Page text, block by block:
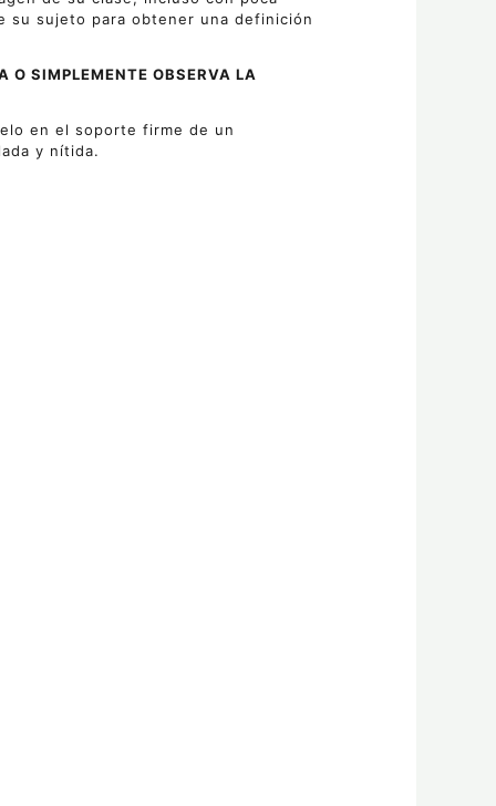
su sujeto para obtener una definición
SIMPLEMENTE OBSERVA LA
en el soporte firme de un
y nítida.